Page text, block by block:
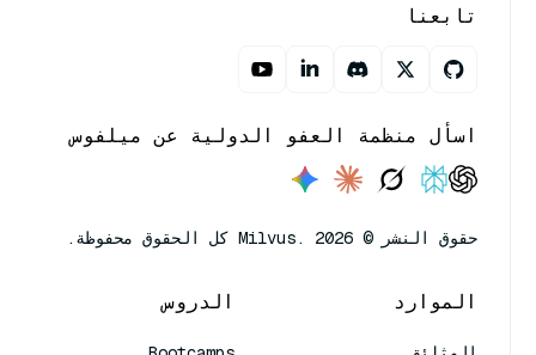
تابعنا
اسأل منظمة العفو الدولية عن ميلفوس
حقوق النشر © Milvus. 2026 كل الحقوق محفوظة.
الموارد الدروس